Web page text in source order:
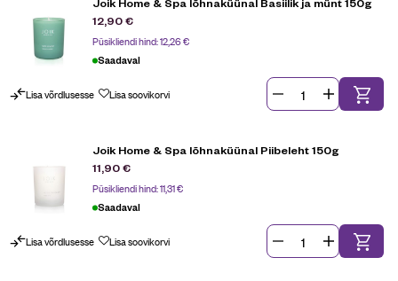
12,90€
Püsikliendi hind:12,26€
Saadaval
Lisa võrdlusesse Lisa soovikorvi
Joik Home & Spa lõhnaküünal Piibeleht 150g
11,90€
Püsikliendi hind:11,31€
Saadaval
Lisa võrdlusesse Lisa soovikorvi